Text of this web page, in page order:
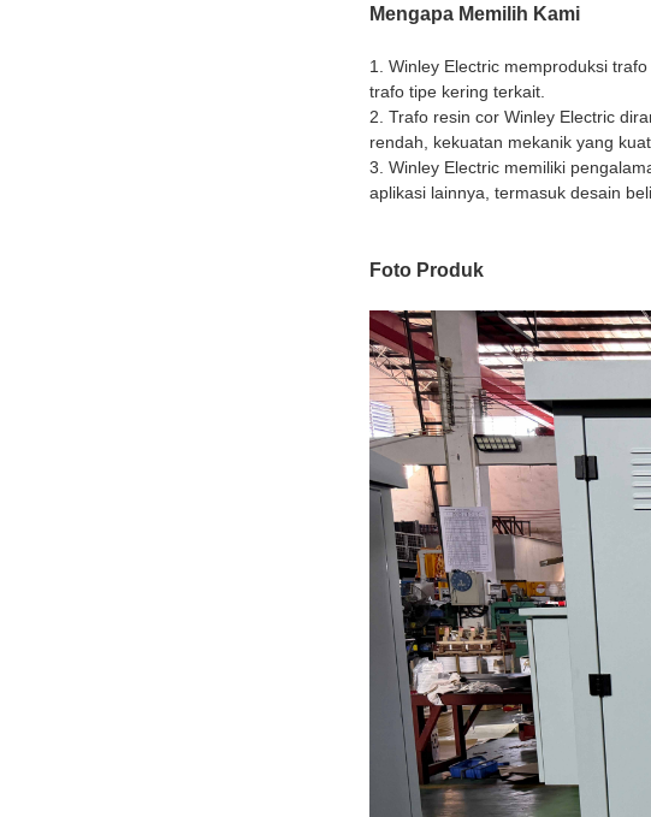
Mengapa Memilih Kami
1. Winley Electric memproduksi
trafo tipe kering terkait.
2. Trafo resin cor Winley Electric
rendah, kekuatan mekanik yang
3. Winley Electric memiliki
aplikasi lainnya, termasuk desain
Foto Produk